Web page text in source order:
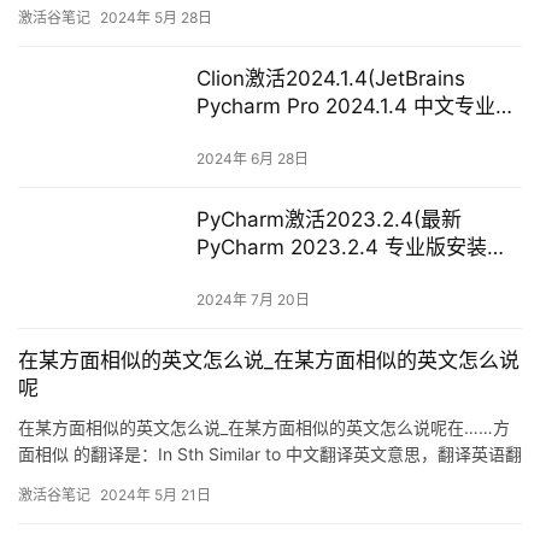
套动作可以切换，任何地形任何场景轻松应对哦。Sp
激活谷笔记 2024年 5月 28日
Clion激活2024.1.4(JetBrains
Pycharm Pro 2024.1.4 中文专业免
2024年 6月 28日
PyCharm激活2023.2.4(最新
PyCharm 2023.2.4 专业版安装与
2024年 7月 20日
在某方面相似的英文怎么说_在某方面相似的英文怎么说
呢
在某方面相似的英文怎么说_在某方面相似的英文怎么说呢在……方
面相似 的翻译是：In Sth Similar to 中文翻译英文意思，翻译英语翻
1.mytext’)” class=’d_copy’
激活谷笔记 2024年 5月 21日